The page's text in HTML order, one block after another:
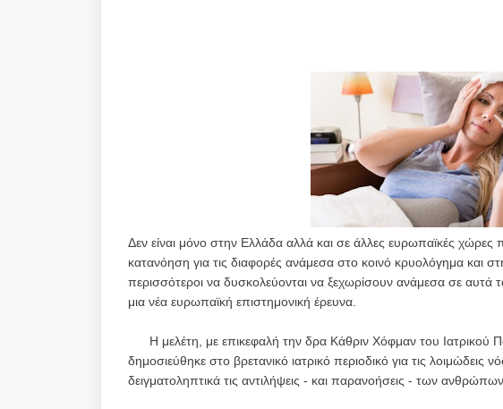
Δεν είναι μόνο στην Ελλάδα αλλά και σε άλλες ευρωπαϊκές
κατανόηση για τις διαφορές ανάμεσα στο κοινό κρυολόγημα και
περισσότεροι να δυσκολεύονται να ξεχωρίσουν ανάμεσα σε αυτά
μια νέα ευρωπαϊκή επιστημονική έρευνα.
Η μελέτη, με επικεφαλή την δρα Κάθριν Χόφμαν του Ιατρικού
δημοσιεύθηκε στο βρετανικό ιατρικό περιοδικό για τις
δειγματοληπτικά τις αντιλήψεις - και παρανοήσεις - των